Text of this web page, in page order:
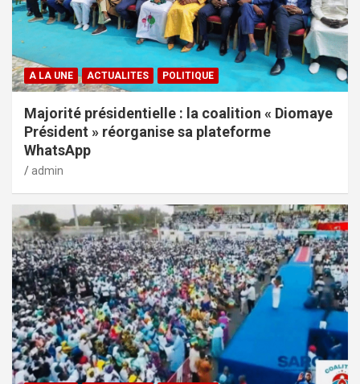
A LA UNE ACTUALITES POLITIQUE
Majorité présidentielle : la coalition « Diomaye
Président » réorganise sa plateforme
WhatsApp
admin